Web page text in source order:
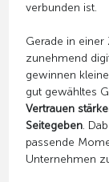
verbunden ist.
Gerade in
zunehmend
gewinnen
gut gewähltes
Vertrauen
Seitegeben.
passende
Unternehmen